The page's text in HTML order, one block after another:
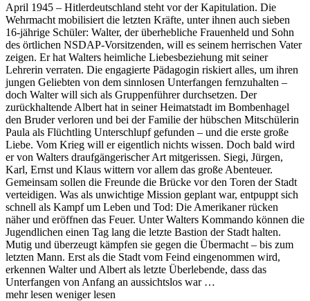
April 1945 – Hitlerdeutschland steht vor der Kapitulation. Die
Wehrmacht mobilisiert die letzten Kräfte, unter ihnen auch sieben
16-jährige Schüler: Walter, der überhebliche Frauenheld und Sohn
des örtlichen NSDAP-Vorsitzenden, will es seinem herrischen Vater
zeigen. Er hat Walters heimliche Liebesbeziehung mit seiner
Lehrerin verraten. Die engagierte Pädagogin riskiert alles, um ihren
jungen Geliebten von dem sinnlosen Unterfangen fernzuhalten –
doch Walter will sich als Gruppenführer durchsetzen. Der
zurückhaltende Albert hat in seiner Heimatstadt im Bombenhagel
den Bruder verloren und bei der Familie der hübschen Mitschülerin
Paula als Flüchtling Unterschlupf gefunden – und die erste große
Liebe. Vom Krieg will er eigentlich nichts wissen. Doch bald wird
er von Walters draufgängerischer Art mitgerissen. Siegi, Jürgen,
Karl, Ernst und Klaus wittern vor allem das große Abenteuer.
Gemeinsam sollen die Freunde die Brücke vor den Toren der Stadt
verteidigen. Was als unwichtige Mission geplant war, entpuppt sich
schnell als Kampf um Leben und Tod: Die Amerikaner rücken
näher und eröffnen das Feuer. Unter Walters Kommando können die
Jugendlichen einen Tag lang die letzte Bastion der Stadt halten.
Mutig und überzeugt kämpfen sie gegen die Übermacht – bis zum
letzten Mann. Erst als die Stadt vom Feind eingenommen wird,
erkennen Walter und Albert als letzte Überlebende, dass das
Unterfangen von Anfang an aussichtslos war …
mehr lesen weniger lesen